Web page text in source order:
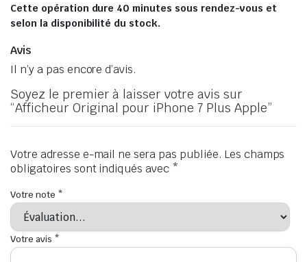
Cette opération dure 40 minutes sous rendez-vous et
selon la disponibilité du stock.
Avis
Il n’y a pas encore d’avis.
Soyez le premier à laisser votre avis sur
“Afficheur Original pour iPhone 7 Plus Apple”
Votre adresse e-mail ne sera pas publiée. Les champs
obligatoires sont indiqués avec *
Votre note *
Votre avis *